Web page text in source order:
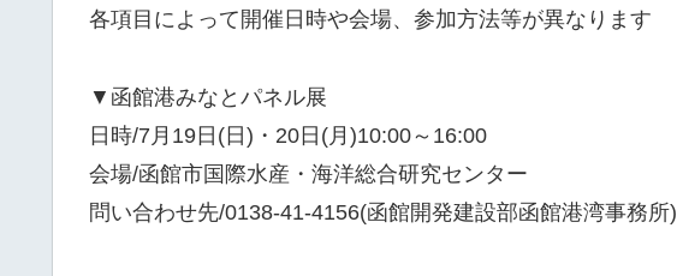
各項目によって開催日時や会場、参加方法等が異なります
▼函館港みなとパネル展
日時/7月19日(日)・20日(月)10:00～16:00
会場/函館市国際水産・海洋総合研究センター
問い合わせ先/0138-41-4156(函館開発建設部函館港湾事務所)